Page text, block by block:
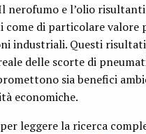
Il nerofumo e l’olio
come di particolare valore
industriali. Questi
delle scorte di
sia benefici
economiche.
leggere la ricerca